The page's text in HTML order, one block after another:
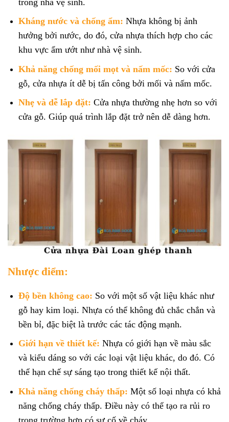
Kháng nước và chống ẩm: Nhựa không bị ảnh
hưởng bởi nước, do đó, cửa nhựa thích hợp cho các
khu vực ẩm ướt như nhà vệ sinh.
Khả năng chống mối mọt và nấm mốc: So với cửa
gỗ, cửa nhựa ít dễ bị tấn công bởi mối và nấm mốc.
Nhẹ và dễ lắp đặt: Cửa nhựa thường nhẹ hơn so với
cửa gỗ. Giúp quá trình lắp đặt trở nên dễ dàng hơn.
Nhược điểm:
Độ bền không cao: So với một số vật liệu khác như
gỗ hay kim loại. Nhựa có thể không đủ chắc chắn và
bền bỉ, đặc biệt là trước các tác động mạnh.
Giới hạn về thiết kế: Nhựa có giới hạn về màu sắc
và kiểu dáng so với các loại vật liệu khác, do đó. Có
thể hạn chế sự sáng tạo trong thiết kế nội thất.
Khả năng chống cháy thấp: Một số loại nhựa có khả
năng chống cháy thấp. Điều này có thể tạo ra rủi ro
trong trường hợp có sự cố về cháy.